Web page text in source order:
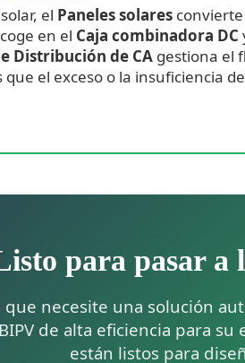
el Paneles solares
en el Caja combinadora DC
Distribución de CA gestiona el
el exceso o la insuficiencia
para pasar a
que necesite una solución
de alta eficiencia para
están listos para